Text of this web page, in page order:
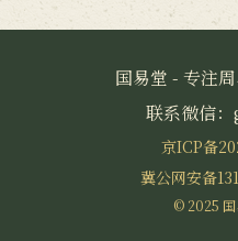
国易堂 - 专注
联系微信
京ICP备
冀公网安备
© 2025 国